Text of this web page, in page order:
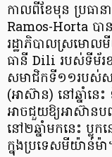
កាលពីខែមុន ប្រធា
Ramos-Horta បាន
រដ្ឋាភិបាលស្រមោ
ធានី Dili របស់ទីម័រខ
សមាជិកទី១១របស់ស
(អាស៊ាន) នៅឆ្នាំនេ
អាចជួយឱ្យអាស៊ានប
នៅ២ឆ្នាំមកនេះ ប្លុក
ក្នុងប្រទេសមីយ៉ាន់ម៉ា